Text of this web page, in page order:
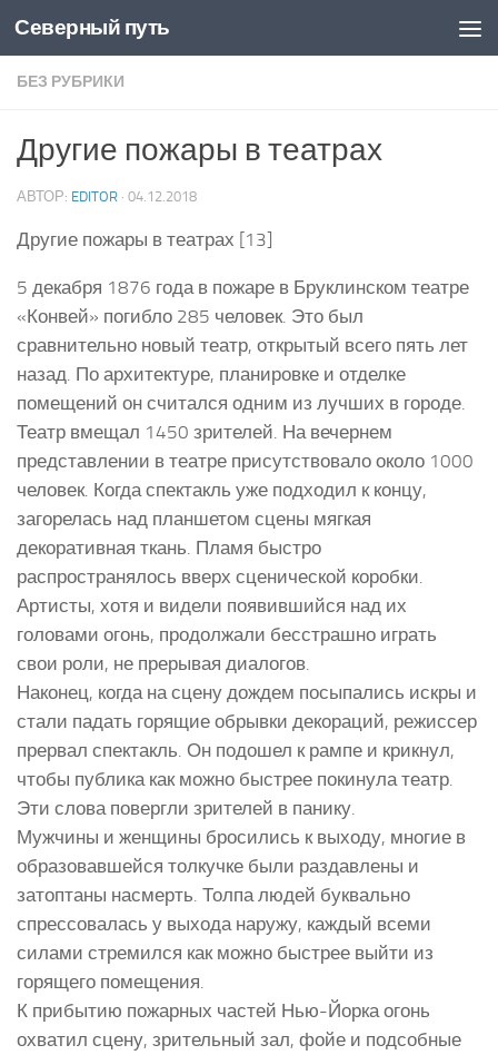
Skip to content
Северный путь
БЕЗ РУБРИКИ
Другие пожары в театрах
АВТОР: EDITOR · 04.12.2018
Другие пожары в театрах [13]
5 декабря 1876 года в пожаре в Бруклинском театре
«Конвей» погибло 285 человек. Это был
сравнительно новый театр, открытый всего пять лет
назад. По архитектуре, планировке и отделке
помещений он считался одним из лучших в городе.
Театр вмещал 1450 зрителей. На вечернем
представлении в театре присутствовало около 1000
человек. Когда спектакль уже подходил к концу,
загорелась над планшетом сцены мягкая
декоративная ткань. Пламя быстро
распространялось вверх сценической коробки.
Артисты, хотя и видели появившийся над их
головами огонь, продолжали бесстрашно играть
свои роли, не прерывая диалогов.
Наконец, когда на сцену дождем посыпались искры и
стали падать горящие обрывки декораций, режиссер
прервал спектакль. Он подошел к рампе и крикнул,
чтобы публика как можно быстрее покинула театр.
Эти слова повергли зрителей в панику.
Мужчины и женщины бросились к выходу, многие в
образовавшейся толкучке были раздавлены и
затоптаны насмерть. Толпа людей буквально
спрессовалась у выхода наружу, каждый всеми
силами стремился как можно быстрее выйти из
горящего помещения.
К прибытию пожарных частей Нью-Йорка огонь
охватил сцену, зрительный зал, фойе и подсобные